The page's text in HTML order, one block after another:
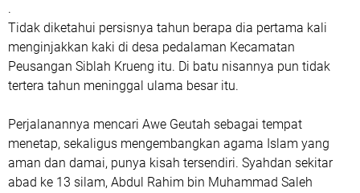
.
Tidak diketahui persisnya tahun berapa dia pertama kali
menginjakkan kaki di desa pedalaman Kecamatan
Peusangan Siblah Krueng itu. Di batu nisannya pun tidak
tertera tahun meninggal ulama besar itu.
Perjalanannya mencari Awe Geutah sebagai tempat
menetap, sekaligus mengembangkan agama Islam yang
aman dan damai, punya kisah tersendiri. Syahdan sekitar
abad ke 13 silam, Abdul Rahim bin Muhammad Saleh